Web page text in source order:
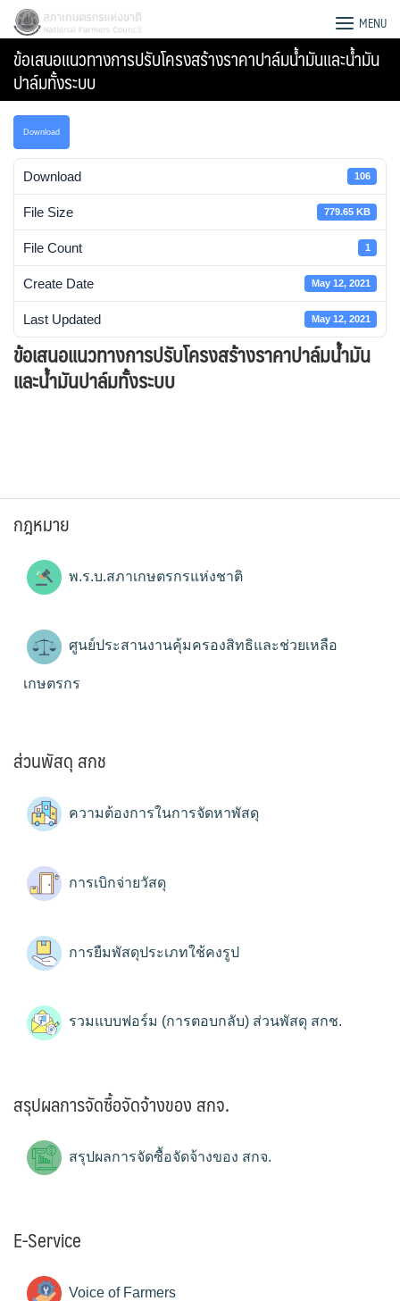
Skip
content
Search
for:
สภาเกษตรกรแห่งชาติ MENU
ข้อเสนอแนวทางการปรับโครงสร้างราคาปาล์มน้ำมันและน้ำมัน
ปาล์มทั้งระบบ
Download
Download 106
File Size 779.65 KB
File Count 1
Create Date May 12, 2021
Last Updated May 12, 2021
ข้อเสนอแนวทางการปรับโครงสร้างราคาปาล์มน้ำมัน
และน้ำมันปาล์มทั้งระบบ
กฎหมาย
พ.ร.บ.สภาเกษตรกรแห่งชาติ
ศูนย์ประสานงานคุ้มครองสิทธิและช่วยเหลือ
เกษตรกร
ส่วนพัสดุ สกช
ความต้องการในการจัดหาพัสดุ
การเบิกจ่ายวัสดุ
การยืมพัสดุประเภทใช้คงรูป
รวมแบบฟอร์ม (การตอบกลับ) ส่วนพัสดุ สกช.
สรุปผลการจัดซื้อจัดจ้างของ สกจ.
สรุปผลการจัดซื้อจัดจ้างของ สกจ.
E-Service
Voice of Farmers